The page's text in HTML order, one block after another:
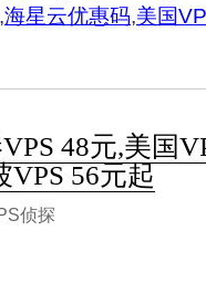
,海星云优惠码,美国
48元,美国
VPS 56元起
侦探